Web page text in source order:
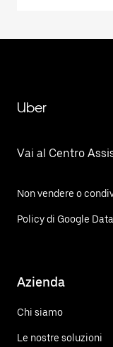
Uber
Vai al Centro
Non vendere o
Policy di Google Data
Azienda
Chi siamo
Le nostre soluzioni